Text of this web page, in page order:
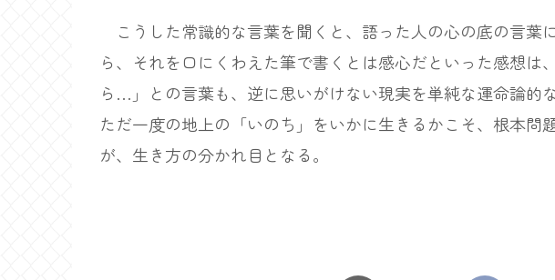
こうした常識的な言葉を聞くと、語った人の心の底の言葉
ら、それを口にくわえた筆で書くとは感心だといった感想
ら…」との言葉も、逆に思いがけない現実を単純な運命論的
ただ一度の地上の「いのち」をいかに生きるかこそ、根本
が、生き方の分かれ目となる。